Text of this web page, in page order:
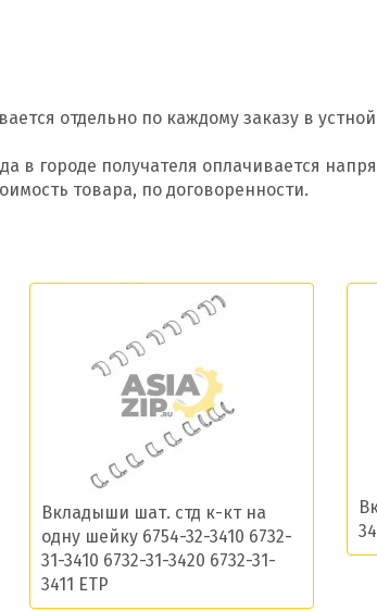
Добавить
Даю согласие на обработку моих
отдельно по каждому заказу в
в городе получателя оплачивается
товара, по договоренности.
Вкладыши шат. стд к-кт на
одну шейку 6754-32-3410 6732-
31-3410 6732-31-3420 6732-31-
3411 ETP